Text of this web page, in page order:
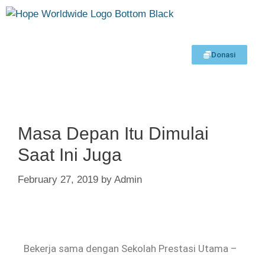
Donasi
Masa Depan Itu Dimulai
Saat Ini Juga
February 27, 2019 by Admin
Bekerja sama dengan Sekolah Prestasi Utama –